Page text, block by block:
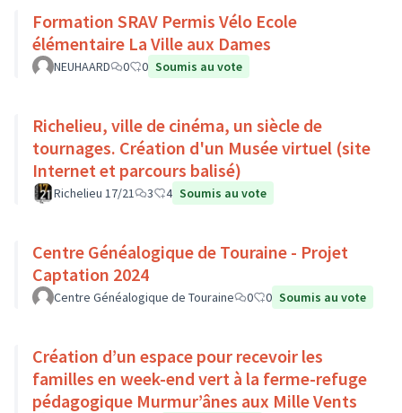
Formation SRAV Permis Vélo Ecole
élémentaire La Ville aux Dames
NEUHAARD 0 0 Soumis au vote
Richelieu, ville de cinéma, un siècle de
tournages. Création d'un Musée virtuel (site
Internet et parcours balisé)
Richelieu 17/21 3 4 Soumis au vote
Centre Généalogique de Touraine - Projet
Captation 2024
Centre Généalogique de Touraine 0 0 Soumis au vote
Création d’un espace pour recevoir les
familles en week-end vert à la ferme-refuge
pédagogique Murmur’ânes aux Mille Vents